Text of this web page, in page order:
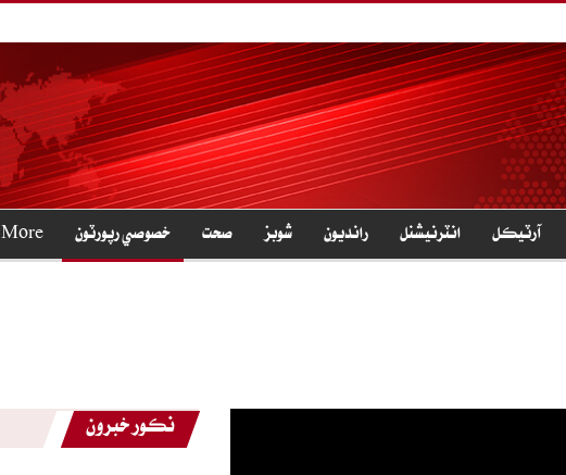
آرٽيڪل انٽرنيشنل رانديون شوبز صحت خصوصي رپورٽون More
نڪور خبرون